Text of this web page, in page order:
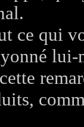
ce qui
lui-